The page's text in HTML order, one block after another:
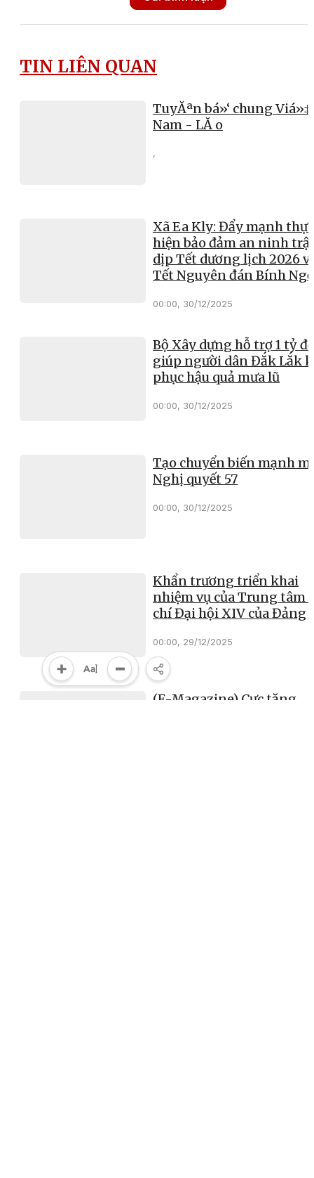
TIN LIÊN QUAN
TuyĂªn bá»‘ chung
Nam - LĂ o
,
Xã Ea Kly: Đẩy mạnh thực
hiện bảo đảm an ninh
dịp Tết dương lịch 2026
Tết Nguyên đán Bính Ngọ
00:00, 30/12/2025
Bộ Xây dựng hỗ trợ 1 tỷ
giúp người dân Đắk Lắk
phục hậu quả mưa lũ
00:00, 30/12/2025
Tạo chuyển biến mạnh
Nghị quyết 57
00:00, 30/12/2025
Khẩn trương triển khai
nhiệm vụ của Trung tâm
chí Đại hội XIV của Đảng
00:00, 29/12/2025
(E-Magazine) Cực tăng